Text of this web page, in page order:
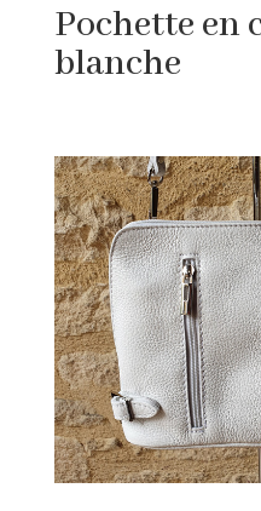
Pochette en
blanche